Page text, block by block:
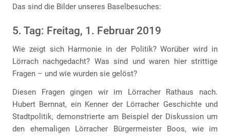
Das sind die Bilder unseres Baselbesuches:
5. Tag: Freitag, 1. Februar 2019
Wie zeigt sich Harmonie in der Politik? Worüber wird in
Lörrach nachgedacht? Was sind und waren hier strittige
Fragen – und wie wurden sie gelöst?
Diesen Fragen gingen wir im Lörracher Rathaus nach.
Hubert Bernnat, ein Kenner der Lörracher Geschichte und
Stadtpolitik, demonstrierte am Beispiel der Diskussion um
den ehemaligen Lörracher Bürgermeister Boos, wie im